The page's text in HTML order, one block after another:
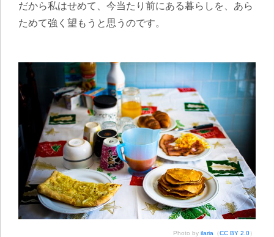
だから私はせめて、今当たり前にある暮らしを、あら
ためて強く望もうと思うのです。
Photo by ilaria （CC BY 2.0）